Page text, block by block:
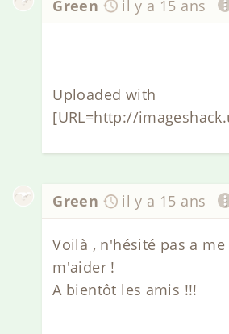
Green il y a 15 ans
Uploaded with
[URL=http://
Green il y a 15 ans
Voilà , n'hésité pas a
m'aider !
A bientôt les amis !!!